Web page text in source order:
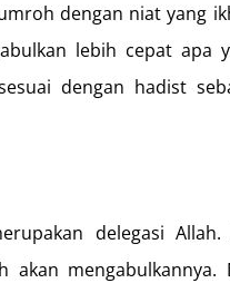
dengan niat yang
lebih cepat apa
dengan hadist
delegasi Allah.
akan mengabulkannya.